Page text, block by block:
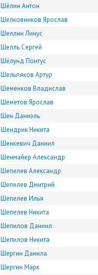
Шёлин Антон
Шелковников Ярослав
Шеллин Линус
Шелль Сергей
Шёлунд Понтус
Шельпяков Артур
Шеменков Владислав
Шеметов Ярослав
Шен Даниэль
Шендрик Никита
Шенкевич Даниил
Шенмайер Александр
Шепелев Александр
Шепелев Дмитрий
Шепелев Илья
Шепелев Никита
Шепилов Даниил
Шепилов Никита
Шергин Данила
Шергин Марк